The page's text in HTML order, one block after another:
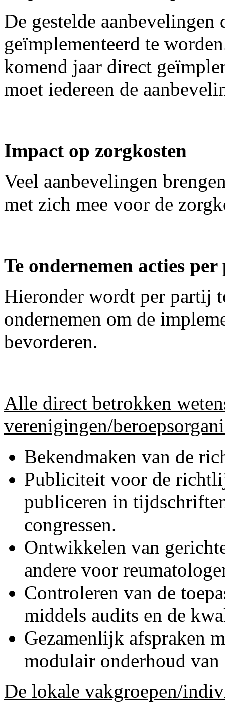
De gestelde
geïmplementeerd te
komend jaar direct
moet iedereen de
Impact op zorgkosten
Veel aanbevelingen
met zich mee voor de
Te ondernemen acties
Hieronder wordt per partij
ondernemen om de
bevorderen.
Alle direct betrokken
verenigingen/
Bekendmaken van de
Publiciteit voor de
publiceren in
congressen.
Ontwikkelen van
andere voor
Controleren van de
middels audits en de
Gezamenlijk afspraken
modulair onderhoud
De lokale vakgroepen/